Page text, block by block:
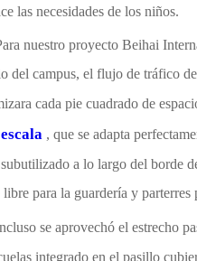
las necesidades de los niños.
nuestro proyecto Beihai
del campus, el flujo de tráfico
cada pie cuadrado de
, que se adapta
a lo largo del borde
libre para la guardería y
se aprovechó el estrecho
integrado en el pasillo